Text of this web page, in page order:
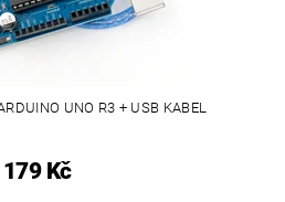
UNO R3 + USB KABEL
179 Kč